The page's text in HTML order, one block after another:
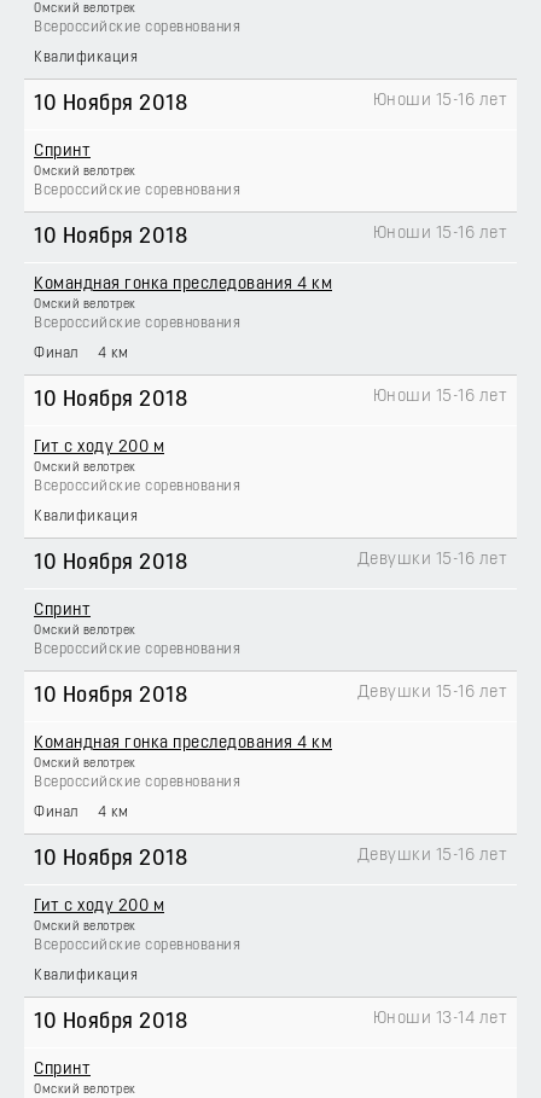
Омский велотрек
Всероссийские соревнования
Квалификация
10 Ноября 2018
Спринт
Омский велотрек
Всероссийские соревнования
Юноши 15-16 лет
10 Ноября 2018
Командная гонка преследования 4 км
Омский велотрек
Всероссийские соревнования
Юноши 15-16 лет
Финал 4 км
10 Ноября 2018
Гит с ходу 200 м
Омский велотрек
Всероссийские соревнования
Юноши 15-16 лет
Квалификация
10 Ноября 2018
Спринт
Омский велотрек
Всероссийские соревнования
Девушки 15-16 лет
10 Ноября 2018
Командная гонка преследования 4 км
Омский велотрек
Всероссийские соревнования
Девушки 15-16 лет
Финал 4 км
10 Ноября 2018
Гит с ходу 200 м
Омский велотрек
Всероссийские соревнования
Девушки 15-16 лет
Квалификация
10 Ноября 2018
Спринт
Омский велотрек
Юноши 13-14 лет